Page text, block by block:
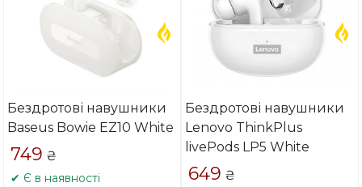
Бездротові навушники
Baseus Bowie EZ10 White
749 ₴
✔ Є в наявності
Бездротові навушники
Lenovo ThinkPlus
livePods LP5 White
649 ₴